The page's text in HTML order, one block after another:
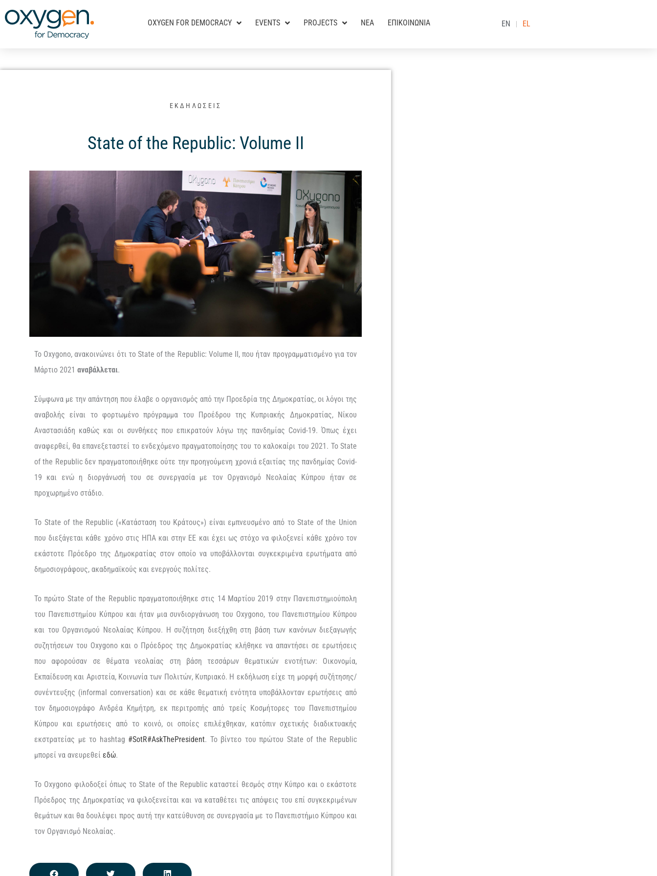
στο
περιεχόμενο
OXYGEN FOR DEMOCRACY EVENTS PROJECTS ΝΕΑ ΕΠΙΚΟΙΝΩΝΙΑ EN EL
ΕΚΔΗΛΩΣΕΙΣ
State of the Republic: Volume II
Το Oxygono, ανακοινώνει ότι τοState of the Republic: Volume II, που ήταν προγραμματισμένο γιατον
Μάρτιο 2021 αναβάλλεται.
Σύμφωνα με την απάντηση που έλαβε ο οργανισμός από την Προεδρία της Δημοκρατίας, οι λόγοι της
αναβολής είναι το φορτωμένοπρόγραμμα του Προέδρου της Κυπριακής Δημοκρατίας, Νίκου
Αναστασιάδη καθώς και οι συνθήκες που επικρατούν λόγω της πανδημίας Covid-19. Όπως έχει
αναφερθεί, θα επανεξεταστεί το ενδεχόμενο πραγματοποίησης του το καλοκαίρι του 2021 . Το State
of the Republicδεν πραγματοποιήθηκε ούτε τηνπροηγούμενη χρονιά εξαιτίας τηςπανδημίας Covid-
19 και ενώ η διοργάνωσή του σε συνεργασία με τον Οργανισμό Νεολαίας Κύπρου ήταν σε
προχωρημένο στάδιο.
Το State of the Republic («Κατάσταση του Κράτους») είναι εμπνευσμένο από τοState of the Union
που διεξάγεται κάθε χρόνο στις ΗΠΑ και στην ΕΕ και έχει ως στόχο να φιλοξενεί κάθε χρόνο τον
εκάστοτε Πρόεδρο της Δημοκρατίας στον οποίο να υποβάλλονται συγκεκριμένα ερωτήματα από
δημοσιογράφους, ακαδημαϊκούς και ενεργούς πολίτες.
Το πρώτο State of the Republic πραγματοποιήθηκε στις 14 Μαρτίου 2019 στην Πανεπιστημιούπολη
του Πανεπιστημίου Κύπρου και ήτανμια συνδιοργάνωση του Oxygono,του Πανεπιστημίου Κύπρου
και του Οργανισμού Νεολαίας Κύπρου. Η συζήτηση διεξήχθη στη βάση των κανόνων διεξαγωγής
συζητήσεων του Oxygono και ο Πρόεδρος της Δημοκρατίας κλήθηκε να απαντήσει σε ερωτήσεις
που αφορούσαν σε θέματα νεολαίας στη βάση τεσσάρων θεματικών ενοτήτων: Οικονομία,
Εκπαίδευση και Αριστεία, Κοινωνία των Πολιτών, Κυπριακό. Η εκδήλωση είχε τη μορφή συζήτησης/
συνέντευξης (informal conversation) και σε κάθε θεματική ενότητα υποβάλλονταν ερωτήσεις από
τον δημοσιογράφο Ανδρέα Κημήτρη, εκ περιτροπής από τρείς Kοσμήτορες του Πανεπιστημίου
Κύπρου και ερωτήσεις από το κοινό, οι οποίες επιλέχθηκαν, κατόπιν σχετικής διαδικτυακής
εκστρατείας με το hashtag #SotR#AskThePresident. Το βίντεο του πρώτου State of the Republic
μπορεί να ανευρεθεί εδώ.
Το Oxygono φιλοδοξεί όπως τοState of the Republic καταστεί θεσμός στην Κύπρο και ο εκάστοτε
Πρόεδρος της Δημοκρατίας να φιλοξενείται και να καταθέτει τις απόψεις του επί συγκεκριμένων
θεμάτων και θα δουλέψει προς αυτή την κατεύθυνση σε συνεργασία με το Πανεπιστήμιο Κύπρου και
τον Οργανισμό Νεολαίας.